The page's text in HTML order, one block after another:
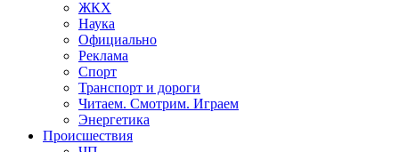
ЖКХ
Наука
Официально
Реклама
Спорт
Транспорт и дороги
Читаем. Смотрим. Играем
Энергетика
Происшествия